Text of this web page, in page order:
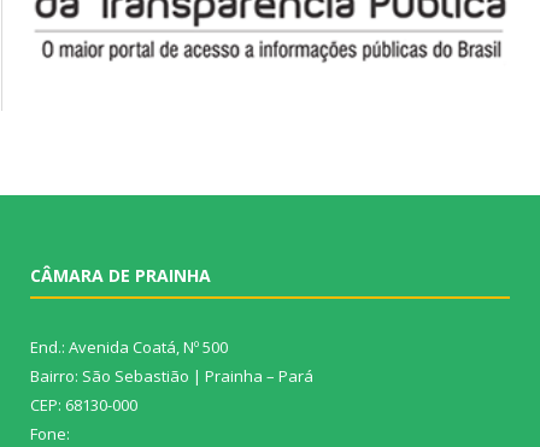
CÂMARA DE PRAINHA
End.: Avenida Coatá, Nº 500
Bairro: São Sebastião | Prainha – Pará
CEP: 68130-000
Fone: